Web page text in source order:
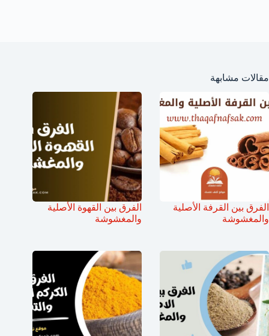
مقالات مشابهة
الفرق بين القرفة الأصلية
والمغشوشة
الفرق بين القهوة الأصلية
والمغشوشة